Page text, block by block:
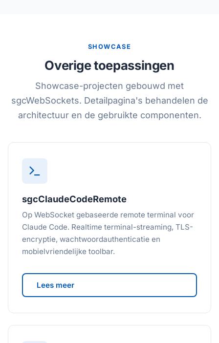
SHOWCASE
Overige toepassingen
Showcase-projecten gebouwd met
sgcWebSockets. Detailpagina's behandelen de
architectuur en de gebruikte componenten.
sgcClaudeCodeRemote
Op WebSocket gebaseerde remote terminal voor
Claude Code. Realtime terminal-streaming, TLS-
encryptie, wachtwoordauthenticatie en
mobielvriendelijke toolbar.
Lees meer